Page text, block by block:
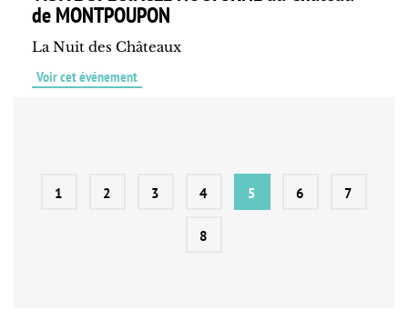
de MONTPOUPON
La Nuit des Châteaux
Voir cet événement
1 2 3 4 5 6 7
8